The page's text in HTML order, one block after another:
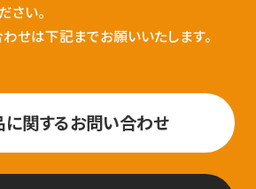
さい。
せは下記までお願いいたします。
に関するお問い合わせ